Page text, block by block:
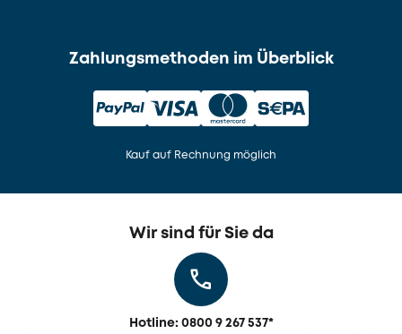
Zahlungsmethoden im Überblick
Kauf auf Rechnung möglich
Wir sind für Sie da
Hotline: 0800 9 267 537*